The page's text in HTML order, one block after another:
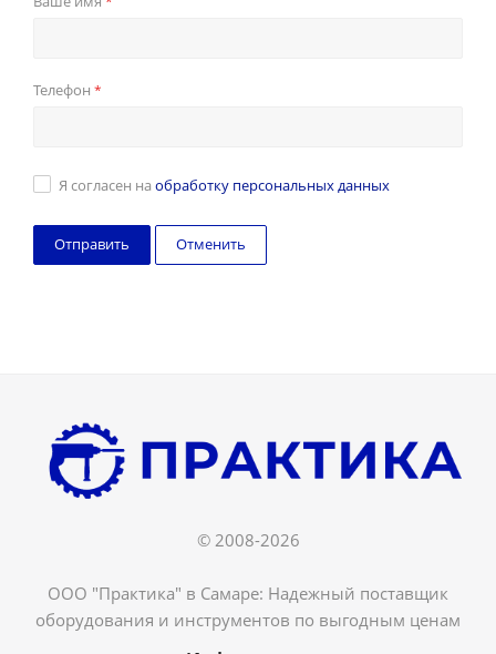
Телефон *
Я согласен на обработку персональных данных
Отменить
© 2008-2026
ООО "Практика" в Самаре: Надежный поставщик
оборудования и инструментов по выгодным ценам